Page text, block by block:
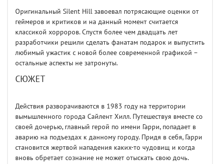
Оригинальный Silent Hill завоевал потрясающие оценки от
геймеров и критиков и на данный момент считается
классикой хорроров. Спустя более чем двадцать лет
разработчики решили сделать фанатам подарок и выпустить
любимый ужастик с новой более современной графикой –
остальные аспекты не затронуты.
СЮЖЕТ
Действия разворачиваются в 1983 году на территории
вымышленного города Сайлент Хилл. Путешествуя вместе со
своей дочерью, главный герой по имени Гарри, попадает в
аварию на подъездах к данному городу. Придя в себя, Гарри
становится жертвой нападения каких-то чудовищ и когда
вновь обретает сознание не может отыскать свою дочь.